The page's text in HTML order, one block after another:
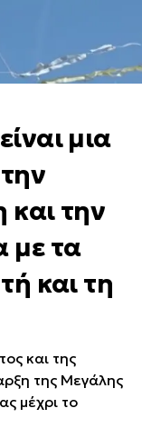
μια
και την
με τα
και τη
και της
της Μεγάλης
μέχρι το